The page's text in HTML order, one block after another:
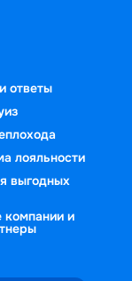
ответы
лояльности
выгодных
компании и